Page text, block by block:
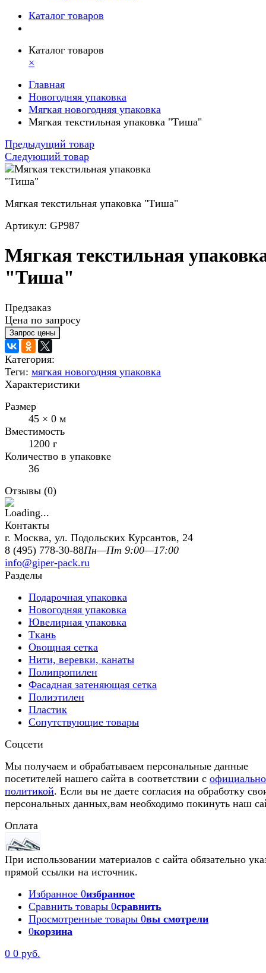
Каталог товаров
Каталог товаров
×
Главная
Новогодняя упаковка
Мягкая новогодняя упаковка
Мягкая текстильная упаковка "Тиша"
Предыдущий товар
Следующий товар
Мягкая текстильная упаковка "Тиша"
Артикул: GP987
Мягкая текстильная
"Тиша"
Предзаказ
Цена по запросу
Категория:
Теги: мягкая новогодняя упаковка
Характеристики
Размер
45 × 0 м
Вместимость
1200 г
Количество в упаковке
36
Отзывы (0)
Контакты
г. Москва, ул. Подольских Курсантов, 24
8 (495) 778-30-88Пн—Пт 9:00—17:00
info@giper-pack.ru
Разделы
Подарочная упаковка
Новогодняя упаковка
Ювелирная упаковка
Ткань
Овощная сетка
Нити, веревки, канаты
Полипропилен
Фасадная затеняющая сетка
Полиэтилен
Пластик
Сопутствующие товары
Соцсети
Мы получаем и обрабатываем персональные данные
посетителей нашего сайта в соответствии с
политикой. Если вы не даете согласия на обработку
персональных данных,вам необходимо покинуть наш
Оплата
При использовании материалов с сайта обязательно
прямой ссылки на источник.
Избранное 0избранное
Сравнить товары 0сравнить
Просмотренные товары 0вы смотрели
0корзина
0 0 руб.Задать вопрос